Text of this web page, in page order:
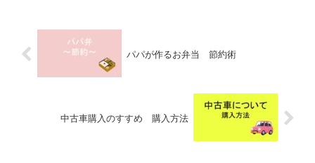
パパが作るお弁当 節約術
中古車購入のすすめ 購入方法